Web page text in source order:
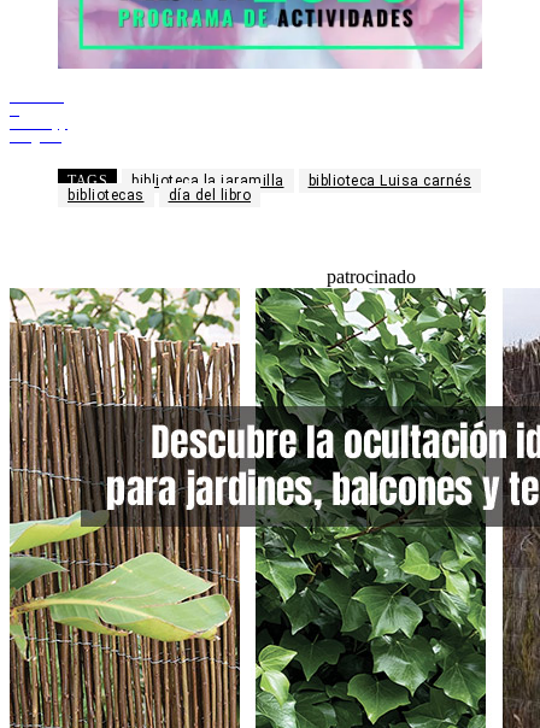
TAGS biblioteca la jaramilla
biblioteca Luisa carnés
bibliotecas
día del libro
patrocinado